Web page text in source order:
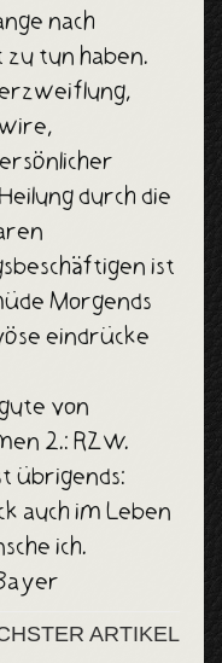
nach
tun haben.
durch die
ist
Morgends
eindrücke
von
2.: RZW.
übrigends:
auch im Leben
ich.
ARTIKEL